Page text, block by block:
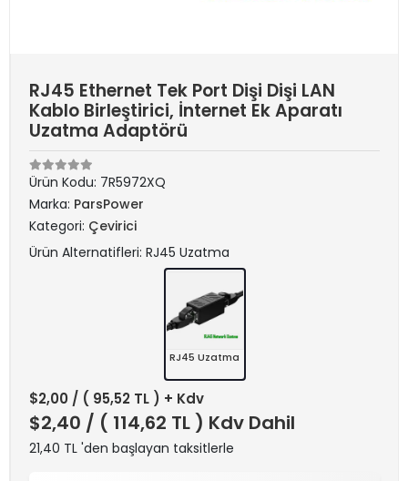
RJ45 Ethernet Tek Port Dişi Dişi LAN
Kablo Birleştirici, İnternet Ek Aparatı
Uzatma Adaptörü
Ürün Kodu: 7R5972XQ
Marka: ParsPower
Kategori: Çevirici
Ürün Alternatifleri: RJ45 Uzatma
RJ45 Uzatma
$2,00 / ( 95,52 TL ) + Kdv
$2,40 / ( 114,62 TL ) Kdv Dahil
21,40 TL 'den başlayan taksitlerle